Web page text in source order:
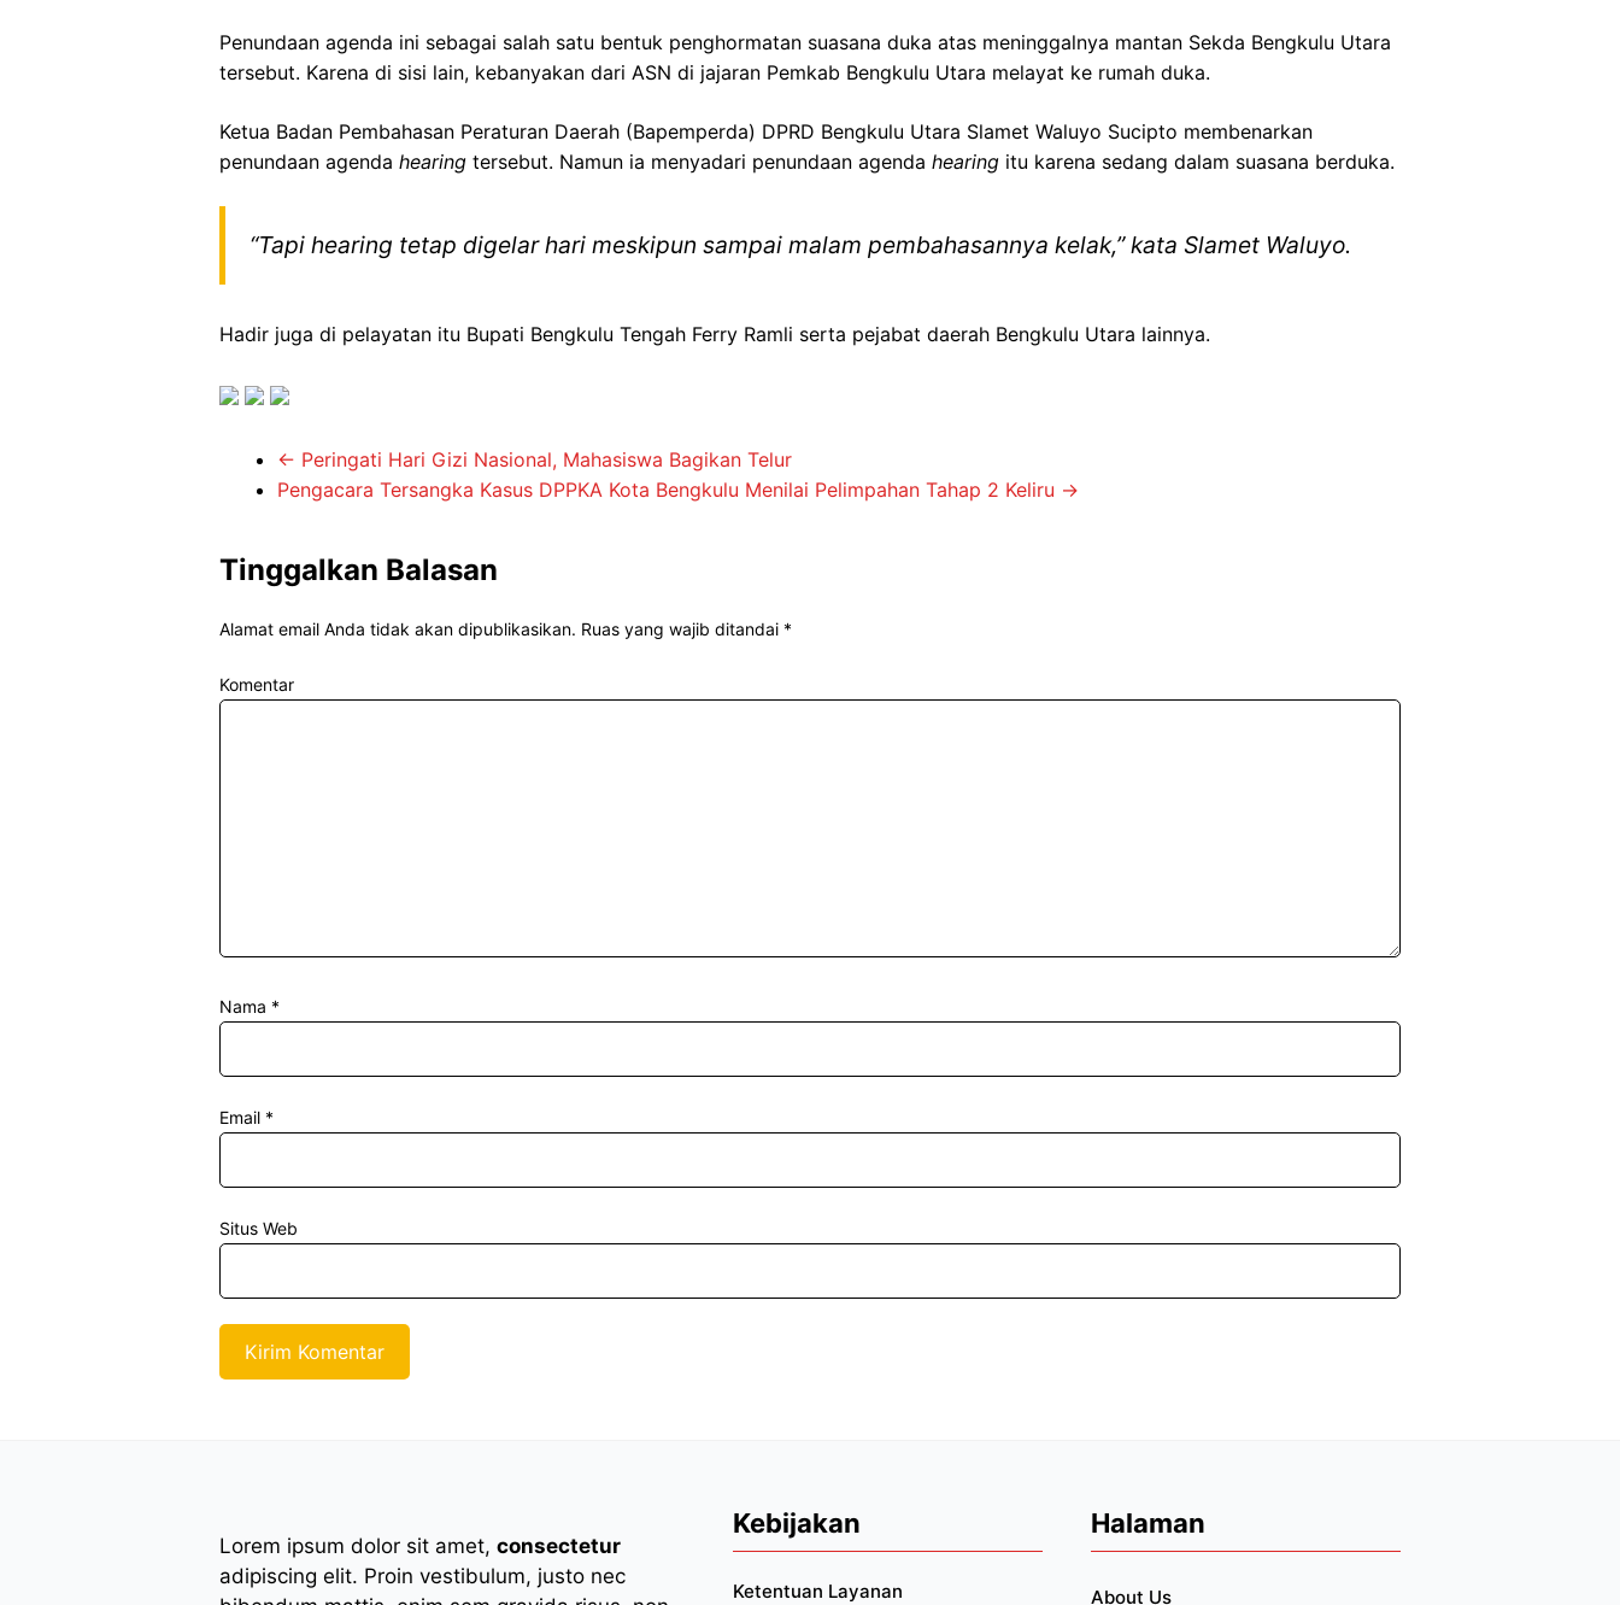
Penundaan agenda ini sebagai salah satu bentuk penghormatan suasana duka atas meninggalnya mantan Sekda Bengkulu Utara
tersebut. Karena di sisi lain, kebanyakan dari ASN di jajaran Pemkab Bengkulu Utara melayat ke rumah duka.
Ketua Badan Pembahasan Peraturan Daerah (Bapemperda) DPRD Bengkulu Utara Slamet Waluyo Sucipto membenarkan
penundaan agenda hearing tersebut. Namun ia menyadari penundaan agenda hearing itu karena sedang dalam suasana berduka.
“Tapi hearing tetap digelar hari meskipun sampai malam pembahasannya kelak,” kata Slamet Waluyo.
Hadir juga di pelayatan itu Bupati Bengkulu Tengah Ferry Ramli serta pejabat daerah Bengkulu Utara lainnya.
← Peringati Hari Gizi Nasional, Mahasiswa Bagikan Telur
Pengacara Tersangka Kasus DPPKA Kota Bengkulu Menilai Pelimpahan Tahap 2 Keliru →
Tinggalkan Balasan
Alamat email Anda tidak akan dipublikasikan. Ruas yang wajib ditandai *
Komentar
Nama *
Email *
Situs Web
Lorem ipsum dolor sit amet, consectetur
adipiscing elit. Proin vestibulum, justo nec
Kebijakan
Ketentuan Layanan
Halaman
About Us